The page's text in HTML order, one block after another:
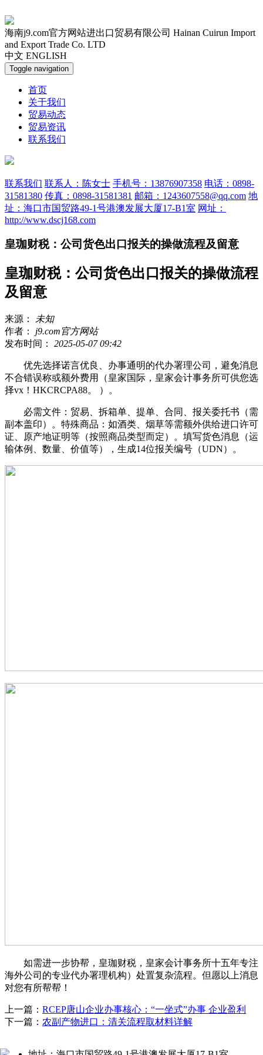
海南j9.com官方网站进出口贸易有限公司 Hainan Cuirun Import
and Export Trade Co. LTD
中文 ENGLISH
Toggle navigation
首页
关于我们
贸易动态
贸易资讯
联系我们
联系我们 联系人：陈女士 手机号：13876907358 电话：0898-
31581380 传真：0898-31581381 邮箱：1243607558@qq.com 地
址：海口市国贸路49-1号港澳发展大厦17-B1室 网址：
http://www.dscj168.com
皇珈财税：公司货色出口报关的操做流程及留意
皇珈财税：公司货色出口报关的操做流程
及留意
来源：
未知
作者： j9.com官方网站
发布时间： 2025-05-07 09:42
优先选择诺言优良、办事通明的代办署理公司，避免消息
不合错误称或额外费用（皇家国际，皇家会计事务所可供您选
择vx！HKCRCPA88。 ）。
必需文件：贸易、拆箱单、提单、合同、报关委托书（需
副本盖印）。特殊商品：如酒类、烟草等需额外供给进口许可
证、原产地证明等（按照商品类型而定）。填写货色消息（运
输体例、数量、价值等），生成14位报关编号（UDN）。
如需进一步协帮，皇珈财税，皇家会计事务所十五年专注
海外公司的专业代办署理机构）处置复杂流程。但愿以上消息
对您有所帮帮！
上一篇： RCEP唐山企业办事核心：“一坐式”办事 企业盈利
下一篇： 农副产物进口：清关流程取材料详解